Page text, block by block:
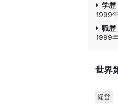
学歴
1999
職歴
1999
世界
経営